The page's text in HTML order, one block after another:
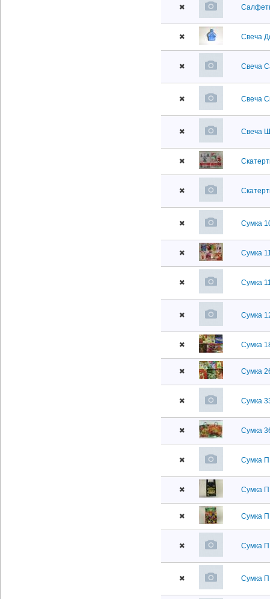
✖
✖ Свеча
✖ Свеча
✖ Свеча
✖ Свеча
✖
✖
✖ Сумка
✖ Сумка
✖ Сумка
✖ Сумка
✖ Сумка
✖ Сумка
✖ Сумка
✖ Сумка
✖ Сумка
✖ Сумка
✖ Сумка
✖ Сумка
✖ Сумка